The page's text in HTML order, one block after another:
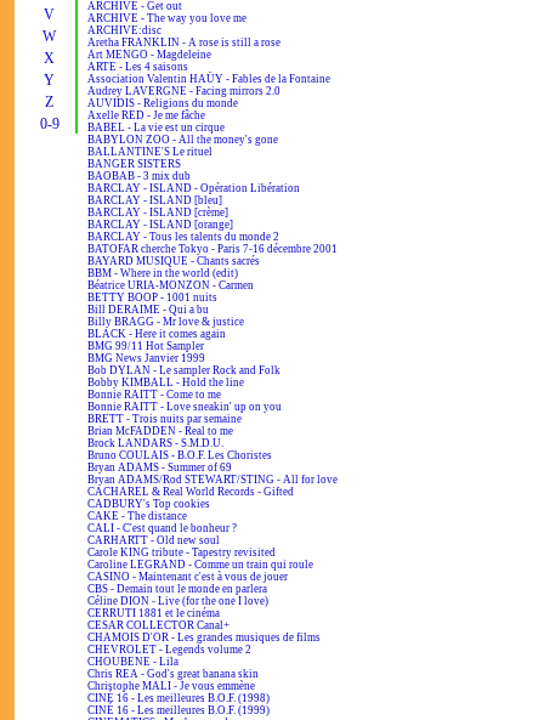
V
W
X
Y
Z
0-9
ARCHIVE - Get out
ARCHIVE - The way you love me
ARCHIVE:disc
Aretha FRANKLIN - A rose is still a rose
Art MENGO - Magdeleine
ARTE - Les 4 saisons
Association Valentin HAÜY - Fables de la Fontaine
Audrey LAVERGNE - Facing mirrors 2.0
AUVIDIS - Religions du monde
Axelle RED - Je me fâche
BABEL - La vie est un cirque
BABYLON ZOO - All the money's gone
BALLANTINE'S Le rituel
BANGER SISTERS
BAOBAB - 3 mix dub
BARCLAY - ISLAND - Opération Libération
BARCLAY - ISLAND [bleu]
BARCLAY - ISLAND [crème]
BARCLAY - ISLAND [orange]
BARCLAY - Tous les talents du monde 2
BATOFAR cherche Tokyo - Paris 7-16 décembre 2001
BAYARD MUSIQUE - Chants sacrés
BBM - Where in the world (edit)
Béatrice URIA-MONZON - Carmen
BETTY BOOP - 1001 nuits
Bill DERAIME - Qui a bu
Billy BRAGG - Mr love & justice
BLACK - Here it comes again
BMG 99/11 Hot Sampler
BMG News Janvier 1999
Bob DYLAN - Le sampler Rock and Folk
Bobby KIMBALL - Hold the line
Bonnie RAITT - Come to me
Bonnie RAITT - Love sneakin' up on you
BRETT - Trois nuits par semaine
Brian McFADDEN - Real to me
Brock LANDARS - S.M.D.U.
Bruno COULAIS - B.O.F. Les Choristes
Bryan ADAMS - Summer of 69
Bryan ADAMS/Rod STEWART/STING - All for love
CACHAREL & Real World Records - Gifted
CADBURY's Top cookies
CAKE - The distance
CALI - C'est quand le bonheur ?
CARHARTT - Old new soul
Carole KING tribute - Tapestry revisited
Caroline LEGRAND - Comme un train qui roule
CASINO - Maintenant c'est à vous de jouer
CBS - Demain tout le monde en parlera
Céline DION - Live (for the one I love)
CERRUTI 1881 et le cinéma
CESAR COLLECTOR Canal+
CHAMOIS D'OR - Les grandes musiques de films
CHEVROLET - Legends volume 2
CHOUBENE - Lila
Chris REA - God's great banana skin
Christophe MALI - Je vous emmène
CINÉ 16 - Les meilleures B.O.F. (1998)
CINÉ 16 - Les meilleures B.O.F. (1999)